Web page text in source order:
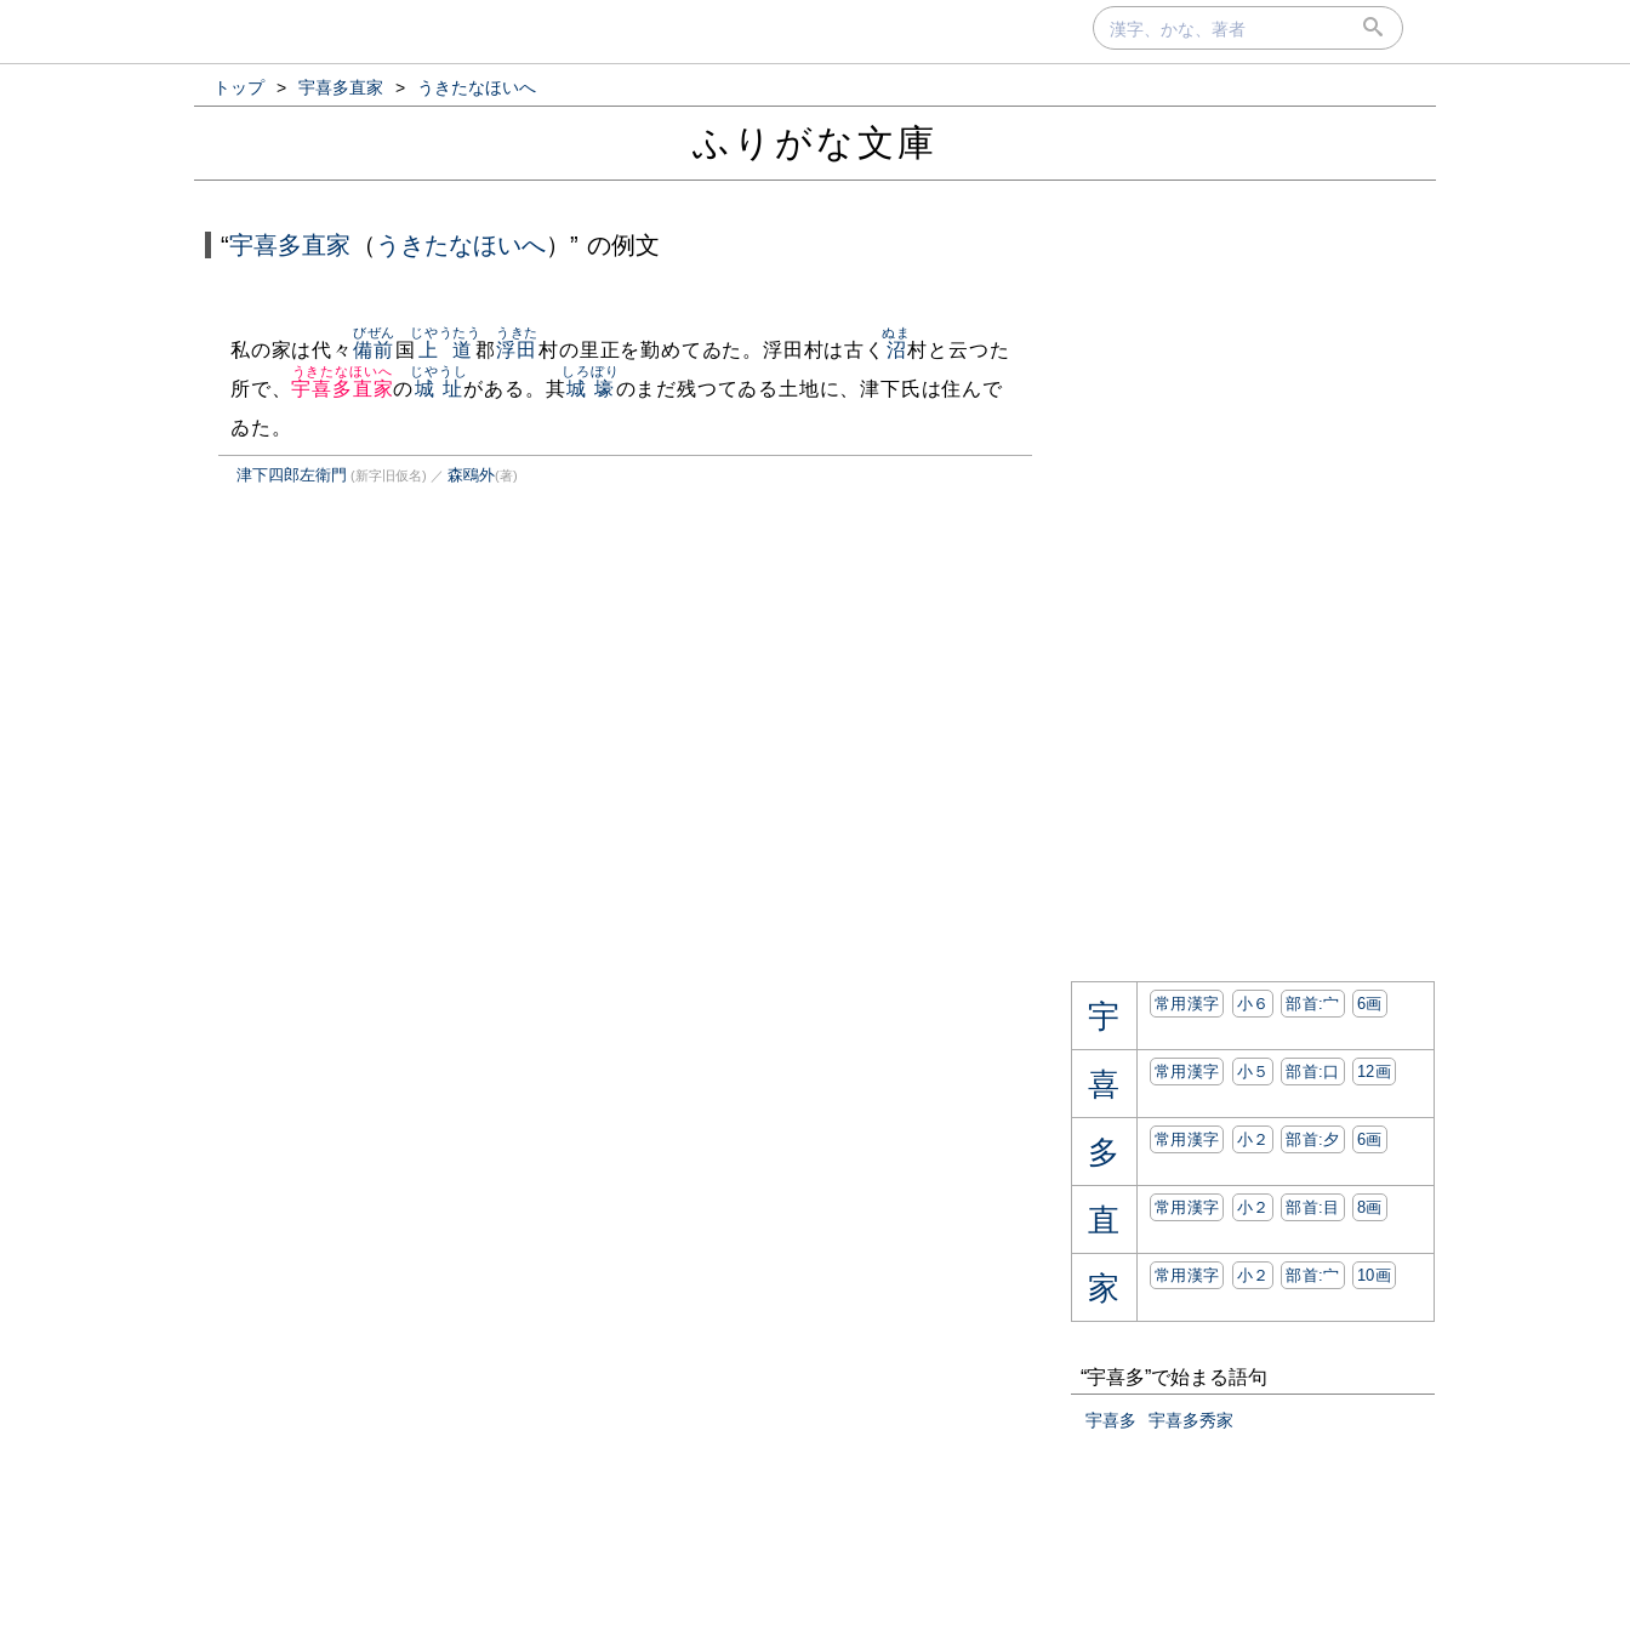
トップ > 宇喜多直家 > うきたなほいへ
ふりがな文庫
“宇喜多直家 （ うきたなほいへ）” の例文
私の家は代々 備前
びぜん
国 上道
じやうたう
郡浮田
うきた
村の里正を勤めてゐた。浮田村は古く 沼
ぬま
村と云つた
所で、宇喜多直家
うきたなほいへ
の城址
じやうし
がある。其城壕
しろぼり
のまだ残つてゐる土地に、津下氏は住んで
ゐた。
津下四郎左衛門 (新字旧仮名) ／ 森鴎外(著)
宇 常用漢字 小６ 部首:⼧ 6画
喜 常用漢字 小５ 部首:⼝ 12画
多 常用漢字 小２ 部首:⼣ 6画
直 常用漢字 小２ 部首:⽬ 8画
家 常用漢字 小２ 部首:⼧ 10画
“宇喜多”で始まる語句
宇喜多 宇喜多秀家